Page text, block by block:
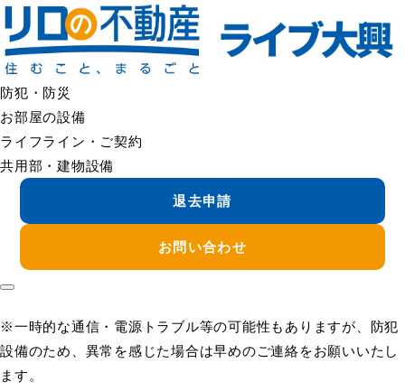
防犯・防災
お部屋の設備
ライフライン・ご契約
共用部・建物設備
退去申請
お問い合わせ
＜＜ FAQの一覧へ戻る
エントランスのオートロックが作動しない
エントランスのオートロックが作動しない場合は、管理会社へ
ご連絡ください。
設備不具合の可能性があるため、状況を確認のうえ、必要に応
じて点検・修理を手配いたします。
ご連絡の際は、できるだけ以下をお知らせください。
・症状（解錠できない／施錠されない／反応しない など）
※一時的な通信・電源トラブル等の可能性もありますが、防犯
設備のため、異常を感じた場合は早めのご連絡をお願いいたし
ます。